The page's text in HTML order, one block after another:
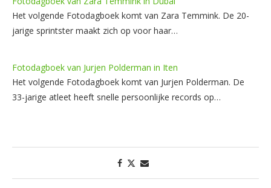
Het volgende Fotodagboek komt van Zara Temmink. De 20-
jarige sprintster maakt zich op voor haar…
Fotodagboek van Jurjen Polderman in Iten
Het volgende Fotodagboek komt van Jurjen Polderman. De
33-jarige atleet heeft snelle persoonlijke records op…